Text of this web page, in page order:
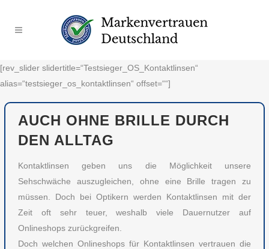
[rev_slider slidertitle=“Testsieger_OS_Kontaktlinsen“
alias=“testsieger_os_kontaktlinsen“ offset=““]
AUCH OHNE BRILLE DURCH
DEN ALLTAG
Kontaktlinsen geben uns die Möglichkeit unsere
Sehschwäche auszugleichen, ohne eine Brille tragen zu
müssen. Doch bei Optikern werden Kontaktlinsen mit der
Zeit oft sehr teuer, weshalb viele Dauernutzer auf
Onlineshops zurückgreifen.
Doch welchen Onlineshops für Kontaktlinsen vertrauen die